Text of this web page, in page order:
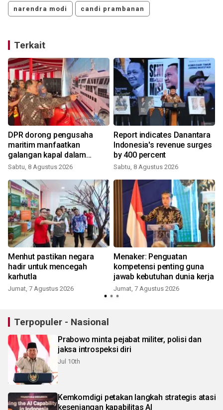
narendra modi candi prambanan
Terkait
DPR dorong pengusaha
maritim manfaatkan
galangan kapal dalam
negeri
Sabtu, 8 Agustus 2026
Report indicates Danantara
Indonesia's revenue surges
by 400 percent
Sabtu, 8 Agustus 2026
Menhut pastikan negara
hadir untuk mencegah
karhutla
Jumat, 7 Agustus 2026
Menaker: Penguatan
kompetensi penting guna
jawab kebutuhan dunia kerja
Jumat, 7 Agustus 2026
Terpopuler - Nasional
Prabowo minta pejabat militer, polisi dan
jaksa introspeksi diri
Jul 10th
Kemkomdigi petakan langkah strategis atasi
kesenjangan kapabilitas AI